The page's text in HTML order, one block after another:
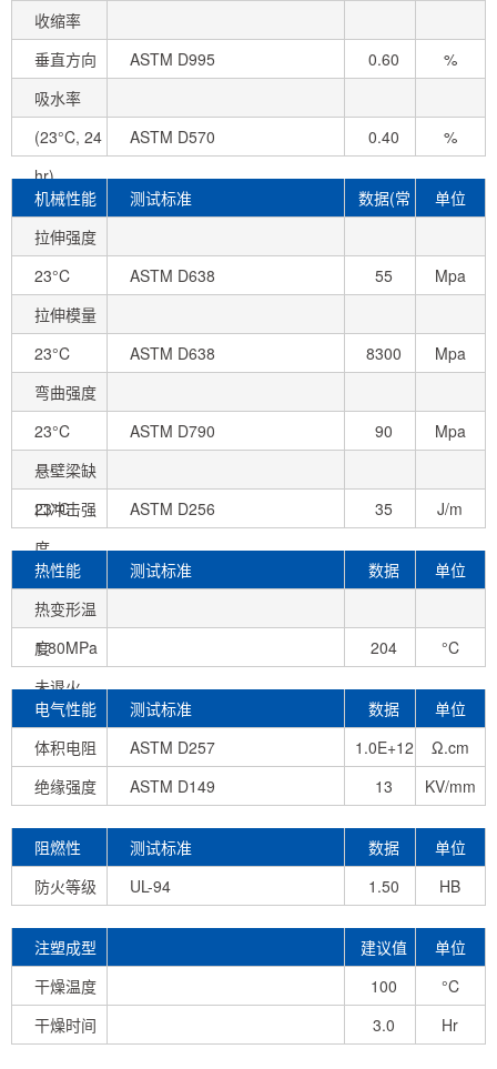
收缩率
垂直方向
ASTM D995 0.60
%
吸水率
(23°C, 24
hr)
ASTM D570 0.40 %
机械性能 测试标准
数据(常
单位
拉伸强度
23°C
ASTM D638 55
Mpa
拉伸模量
23°C
ASTM D638 8300
Mpa
弯曲强度
23°C
ASTM D790 90
Mpa
悬壁梁缺
口冲击强
度
23°C ASTM D256 35 J/m
热性能 测试标准 数据
单位
热变形温
度
1.80MPa
未退火
204 °C
电气性能 测试标准 数据
单位
体积电阻
ASTM D257 1.0E+12
Ω.cm
绝缘强度
ASTM D149 13 KV/mm
阻燃性 测试标准 数据
单位
防火等级
UL-94
1.50
mm
HB
注塑成型
条件
建议值
单位
干燥温度
100
-100
°C
干燥时间
3.0 Hr